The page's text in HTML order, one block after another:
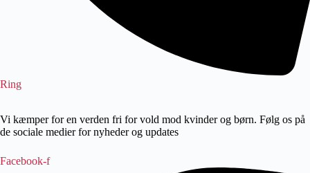
Ring
Vi kæmper for en verden fri for vold mod kvinder og børn. Følg os på
de sociale medier for nyheder og updates
Facebook-f